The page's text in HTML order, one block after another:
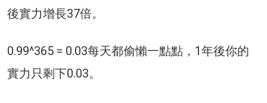
後實力增長37倍。
0.99^365 = 0.03每天都偷懶一點點，1年後你的
實力只剩下0.03。